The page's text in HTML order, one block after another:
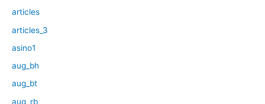
articles
articles_3
asino1
aug_bh
aug_bt
aug_rb